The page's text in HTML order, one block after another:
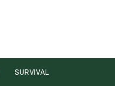
SURVIVAL